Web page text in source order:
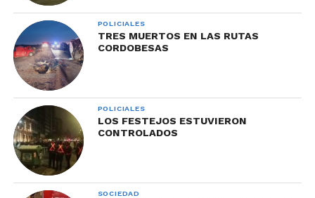
POLICIALES
TRES MUERTOS EN LAS RUTAS
CORDOBESAS
POLICIALES
LOS FESTEJOS ESTUVIERON
CONTROLADOS
SOCIEDAD